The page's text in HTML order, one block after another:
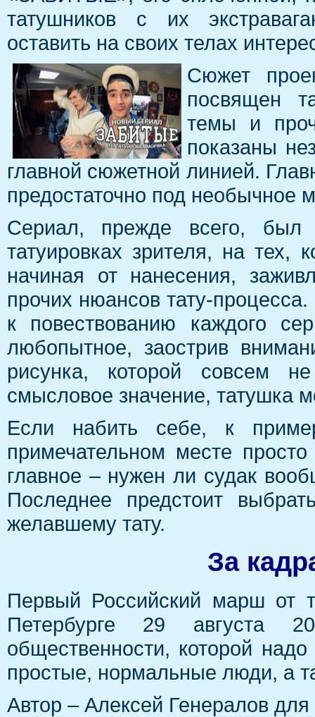
татушников с их
оставить на своих телах
Сюжет
посвящен
темы и
показаны
главной сюжетной линией.
предостаточно под необычное
Сериал, прежде всего, был
татуировках зрителя, на тех,
начиная от нанесения,
прочих нюансов тату-
к повествованию каждого
любопытное, заострив
рисунка, которой совсем
смысловое значение, татушка
Если набить себе, к
примечательном месте
главное – нужен ли судак
Последнее предстоит
желавшему тату.
За
Первый Российский марш от
Петербурге 29 августа
общественности, которой
простые, нормальные люди, а
Автор – Алексей Генералов